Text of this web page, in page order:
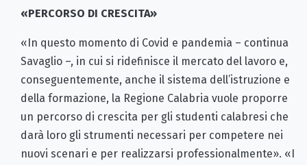
«PERCORSO DI CRESCITA»
«In questo momento di Covid e pandemia – continua
Savaglio –, in cui si ridefinisce il mercato del lavoro e,
conseguentemente, anche il sistema dell’istruzione e
della formazione, la Regione Calabria vuole proporre
un percorso di crescita per gli studenti calabresi che
darà loro gli strumenti necessari per competere nei
nuovi scenari e per realizzarsi professionalmente». «I